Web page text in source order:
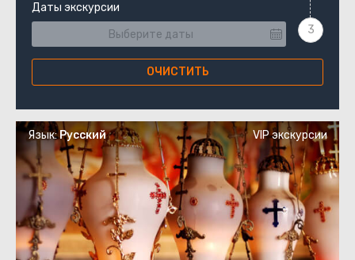
Даты экскурсии
ОЧИСТИТЬ
Язык:Русский VIP экскурсии